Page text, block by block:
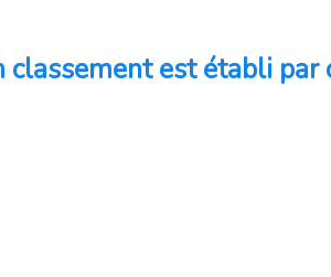
classement est établi par